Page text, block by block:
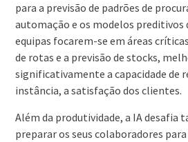
para a previsão de padrões de
automação e os modelos preditivos
equipas focarem-se em áreas
de rotas e a previsão de stocks,
significativamente a capacidade de
instância, a satisfação dos clientes.
Além da produtividade, a IA desafia
preparar os seus colaboradores